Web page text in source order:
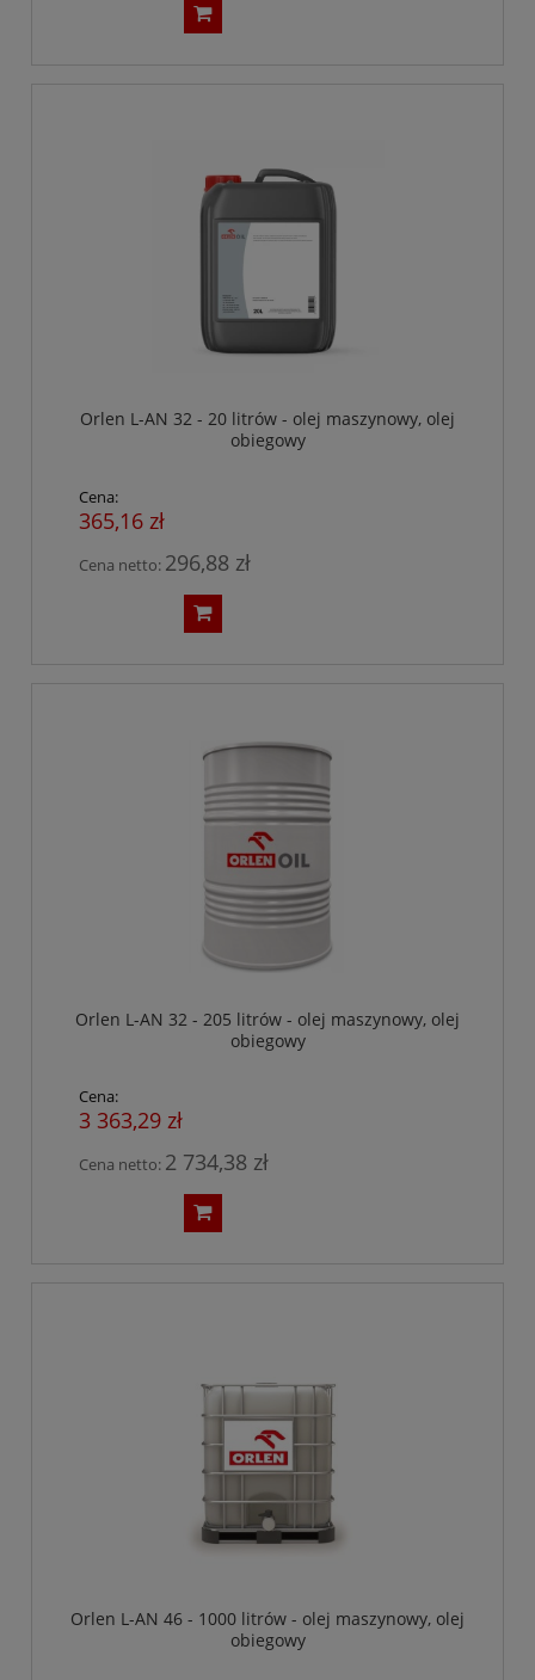
Orlen L-AN 32 - 20 litrów - olej maszynowy, olej
obiegowy
Cena:
365,16 zł
Cena netto: 296,88 zł
Orlen L-AN 32 - 205 litrów - olej maszynowy, olej
obiegowy
Cena:
3 363,29 zł
Cena netto: 2 734,38 zł
Orlen L-AN 46 - 1000 litrów - olej maszynowy, olej
obiegowy